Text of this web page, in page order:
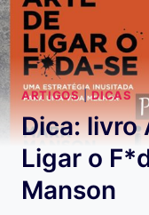
ARTIGOS|DICAS
Dica: livro
Ligar o
Manson